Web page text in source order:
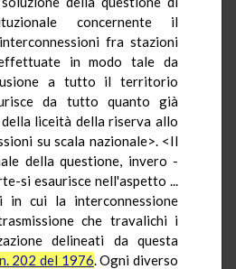
concernente il
fra stazioni
in modo tale da
a tutto il territorio
da tutto quanto già
liceità della riserva allo
su scala nazionale>. <Il
della questione, invero -
si esaurisce nell'aspetto ...
in cui la interconnessione
che travalichi i
delineati da questa
202 del 1976. Ogni diverso